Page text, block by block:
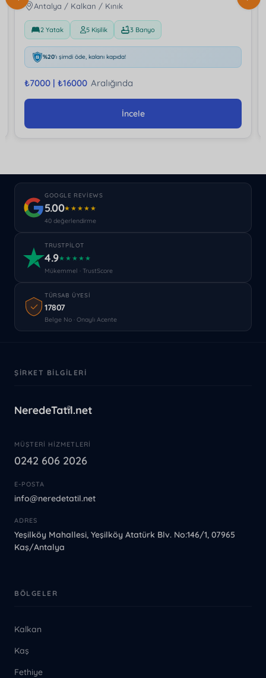
Antalya / Kalkan / Kınık
2 Yatak 5 Kişilik 3 Banyo
%20'ı şimdi öde, kalanı kapıda!
₺7000 | ₺16000 Aralığında
İncele
GOOGLE REVIEWS
5.00★★★★★
40 değerlendirme
TRUSTPILOT
4.9★★★★★
Mükemmel · TrustScore
TÜRSAB ÜYESI
17807
Belge No · Onaylı Acente
ŞIRKET BILGILERI
MÜŞTERI HIZMETLERI
0242 606 2026
E-POSTA
info@neredetatil.net
ADRES
Yeşilköy Mahallesi, Yeşilköy Atatürk Blv. No:146/1, 07965
Kaş/Antalya
BÖLGELER
Kalkan
Kaş
Fethiye